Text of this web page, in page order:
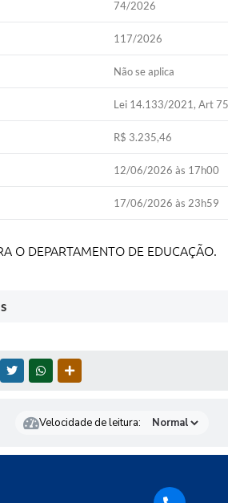
74/2026
117/2026
Não se aplica
Lei 14.133/2021, Art
R$ 3.235,46
12/06/2026 às 17h00
17/06/2026 às 23h59
O DEPARTAMENTO DE EDUCAÇÃO.
TWITTERWHATSAPP
Velocidade de leitura: